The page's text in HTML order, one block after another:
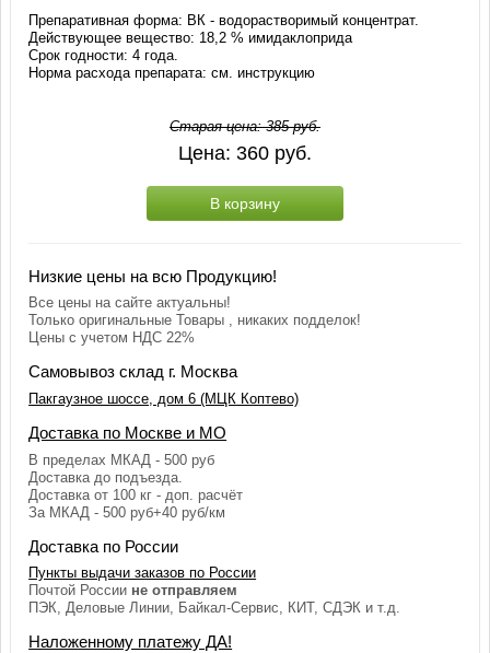
Препаративная форма: ВК - водорастворимый концентрат.
Действующее вещество: 18,2 % имидаклоприда
Срок годности: 4 года.
Норма расхода препарата: см. инструкцию
Старая цена:385руб.
Цена: 360 руб.
В корзину
Низкие цены на всю Продукцию!
Все цены на сайте актуальны!
Только оригинальные Товары , никаких подделок!
Цены с учетом НДС 22%
Самовывоз склад г. Москва
Пакгаузное шоссе, дом 6 (МЦК Коптево)
Доставка по Москве и МО
В пределах МКАД - 500 руб
Доставка до подъезда.
Доставка от 100 кг - доп. расчёт
За МКАД - 500 руб+40 руб/км
Доставка по России
Пункты выдачи заказов по России
Почтой России не отправляем
ПЭК, Деловые Линии, Байкал-Сервис, КИТ, СДЭК и т.д.
Наложенному платежу ДА!